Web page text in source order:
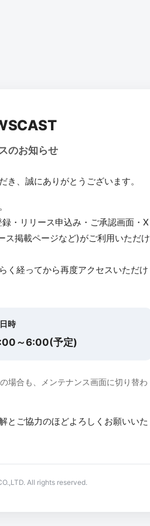
のお知らせ
、誠にありがとうございます。
・リリース申込み・ご承認画面・X
ス掲載ページなど)がご利用いただけ
く経ってから再度アクセスいただけ
時
～6:00(予定)
場合も、メンテナンス画面に切り替わ
とご協力のほどよろしくお願いいた
All rights reserved.